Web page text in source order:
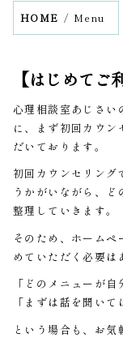
HOME Menu
【はじめてご
心理相談室あじさい
に、
まず初回カウ
だいております。
初回カウンセリング
うかがいながら、
整理していきます。
そのため、ホーム
めていただく必要は
「どのメニューが自
「まずは話を聞いて
という場合も、お